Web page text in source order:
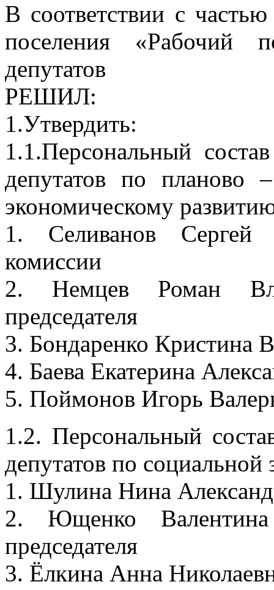
В соответствии с
поселения «Рабочий
депутатов
РЕШИЛ:
1.Утвердить:
1.1.Персональный
депутатов по планово
экономическому
1. Селиванов Сергей
комиссии
2. Немцев Роман
председателя
3. Бондаренко Кристина
4. Баева Екатерина
5. Поймонов Игорь
1.2. Персональный
депутатов по социальной
1. Шулина Нина
2. Ющенко Валентина
председателя
3. Ёлкина Анна